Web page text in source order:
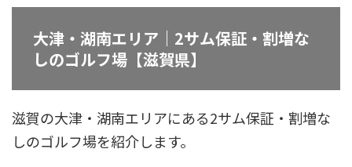
大津・湖南エリア｜2サム保証・割増な
しのゴルフ場【滋賀県】
滋賀の大津・湖南エリアにある2サム保証・割増な
しのゴルフ場を紹介します。